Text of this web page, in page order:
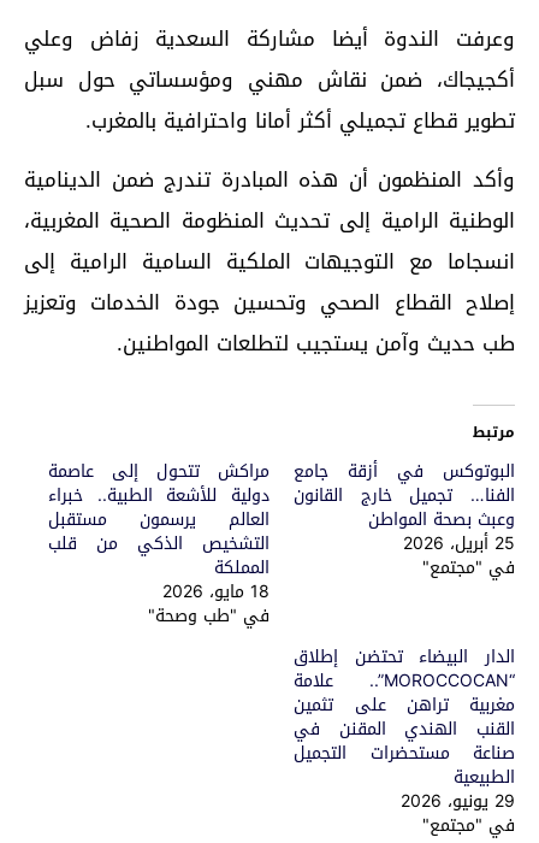
وعرفت الندوة أيضا مشاركة السعدية زفاض وعلي
أكجيجاك، ضمن نقاش مهني ومؤسساتي حول سبل
تطوير قطاع تجميلي أكثر أمانا واحترافية بالمغرب.
وأكد المنظمون أن هذه المبادرة تندرج ضمن الدينامية
الوطنية الرامية إلى تحديث المنظومة الصحية المغربية،
انسجاما مع التوجيهات الملكية السامية الرامية إلى
إصلاح القطاع الصحي وتحسين جودة الخدمات وتعزيز
طب حديث وآمن يستجيب لتطلعات المواطنين.
مرتبط
البوتوكس في أزقة جامع
الفنا… تجميل خارج القانون
وعبث بصحة المواطن
25 أبريل، 2026
في "مجتمع"
مراكش تتحول إلى عاصمة
دولية للأشعة الطبية.. خبراء
العالم يرسمون مستقبل
التشخيص الذكي من قلب
المملكة
18 مايو، 2026
في "طب وصحة"
الدار البيضاء تحتضن إطلاق
“MOROCCOCAN”.. علامة
مغربية تراهن على تثمين
القنب الهندي المقنن في
صناعة مستحضرات التجميل
الطبيعية
29 يونيو، 2026
في "مجتمع"